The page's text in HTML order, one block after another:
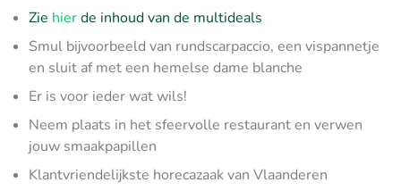
Zie hierde inhoud van de multideals
Smul bijvoorbeeld van rundscarpaccio, een vispannetje
en sluit af met een hemelse dame blanche
Er is voor ieder wat wils!
Neem plaats in het sfeervolle restaurant en verwen
jouw smaakpapillen
Klantvriendelijkste horecazaak van Vlaanderen